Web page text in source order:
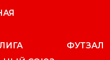
ФУТЗАЛ